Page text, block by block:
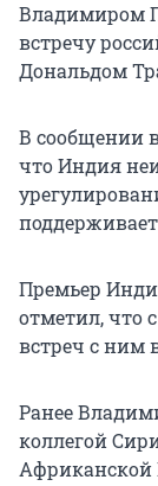
Владимиром
встречу
Дональдом
В сообщении
что Индия
Премьер
отметил, что
встреч с ним
Ранее
коллегой
Африканской